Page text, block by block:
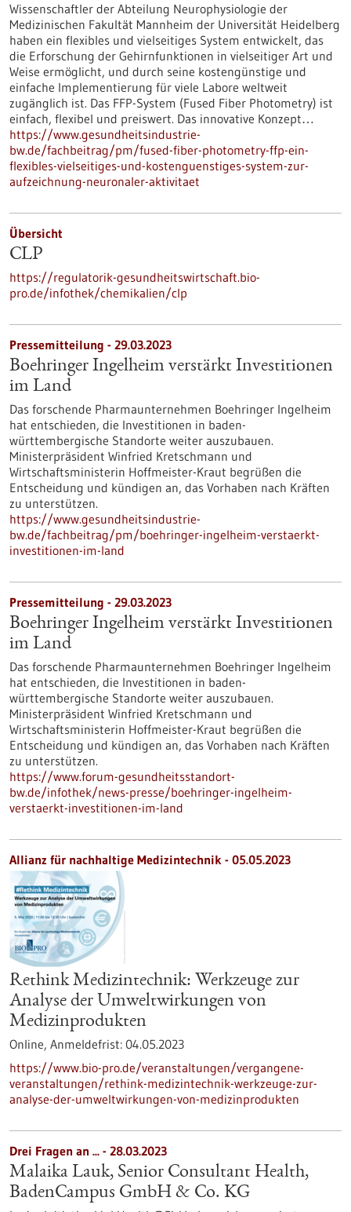
Wissenschaftler der Abteilung Neurophysiologie der
Medizinischen Fakultät Mannheim der Universität Heidelberg
haben ein flexibles und vielseitiges System entwickelt, das
die Erforschung der Gehirnfunktionen in vielseitiger Art und
Weise ermöglicht, und durch seine kostengünstige und
einfache Implementierung für viele Labore weltweit
zugänglich ist. Das FFP-System (Fused Fiber Photometry) ist
einfach, flexibel und preiswert. Das innovative Konzept…
https://www.gesundheitsindustrie-
bw.de/fachbeitrag/pm/fused-fiber-photometry-ffp-ein-
flexibles-vielseitiges-und-kostenguenstiges-system-zur-
aufzeichnung-neuronaler-aktivitaet
Übersicht
CLP
https://regulatorik-gesundheitswirtschaft.bio-
pro.de/infothek/chemikalien/clp
Pressemitteilung - 29.03.2023
Boehringer Ingelheim verstärkt Investitionen
im Land
Das forschende Pharmaunternehmen Boehringer Ingelheim
hat entschieden, die Investitionen in baden-
württembergische Standorte weiter auszubauen.
Ministerpräsident Winfried Kretschmann und
Wirtschaftsministerin Hoffmeister-Kraut begrüßen die
Entscheidung und kündigen an, das Vorhaben nach Kräften
zu unterstützen.
https://www.gesundheitsindustrie-
bw.de/fachbeitrag/pm/boehringer-ingelheim-verstaerkt-
investitionen-im-land
Pressemitteilung - 29.03.2023
Boehringer Ingelheim verstärkt Investitionen
im Land
Das forschende Pharmaunternehmen Boehringer Ingelheim
hat entschieden, die Investitionen in baden-
württembergische Standorte weiter auszubauen.
Ministerpräsident Winfried Kretschmann und
Wirtschaftsministerin Hoffmeister-Kraut begrüßen die
Entscheidung und kündigen an, das Vorhaben nach Kräften
zu unterstützen.
https://www.forum-gesundheitsstandort-
bw.de/infothek/news-presse/boehringer-ingelheim-
verstaerkt-investitionen-im-land
Allianz für nachhaltige Medizintechnik - 05.05.2023
Rethink Medizintechnik: Werkzeuge zur
Analyse der Umweltwirkungen von
Medizinprodukten
Online, Anmeldefrist: 04.05.2023
https://www.bio-pro.de/veranstaltungen/vergangene-
veranstaltungen/rethink-medizintechnik-werkzeuge-zur-
analyse-der-umweltwirkungen-von-medizinprodukten
Drei Fragen an ... - 28.03.2023
Malaika Lauk, Senior Consultant Health,
BadenCampus GmbH & Co. KG